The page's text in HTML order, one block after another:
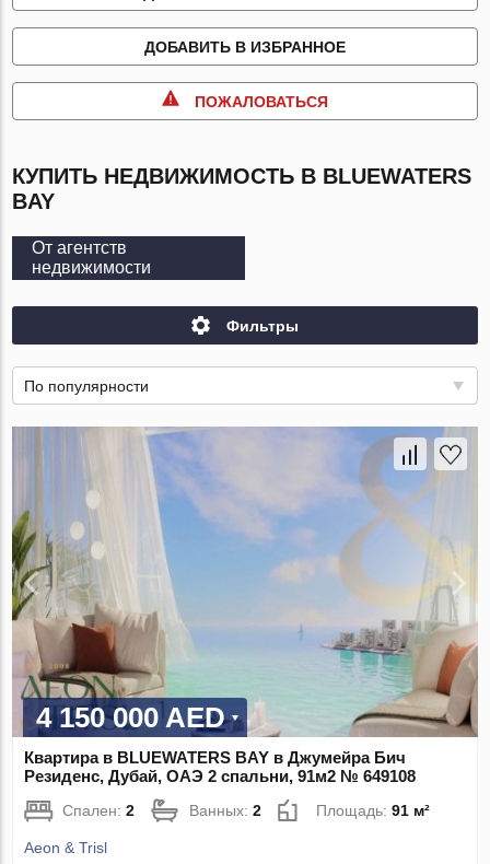
ДОБАВИТЬ В ИЗБРАННОЕ
ПОЖАЛОВАТЬСЯ
КУПИТЬ НЕДВИЖИМОСТЬ В BLUEWATERS
BAY
От агентств
недвижимости
Фильтры
По популярности
4 150 000 AED
Квартира в BLUEWATERS BAY в Джумейра Бич
Резиденс, Дубай, ОАЭ 2 спальни, 91м2 № 649108
Спален:2 Ванных:2 Площадь:91 м²
Aeon & Trisl